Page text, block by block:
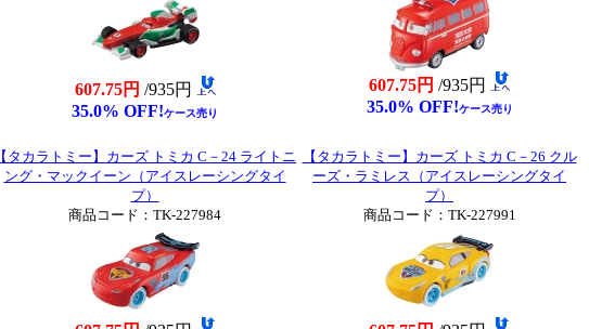
607.75円 /935円
35.0% OFF!ケース売り
607.75円 /935円
35.0% OFF!ケース売り
【タカラトミー】カーズ トミカ C－24 ライトニ
ング・マックイーン（アイスレーシングタイ
プ）
商品コード：TK-227984
【タカラトミー】カーズ トミカ C－26 クル
ーズ・ラミレス（アイスレーシングタイ
プ）
商品コード：TK-227991